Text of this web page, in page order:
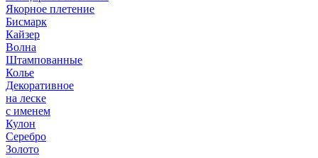
Якорное плетение
Бисмарк
Кайзер
Волна
Штампованные
Колье
Декоративное
на леске
с именем
Кулон
Серебро
Золото